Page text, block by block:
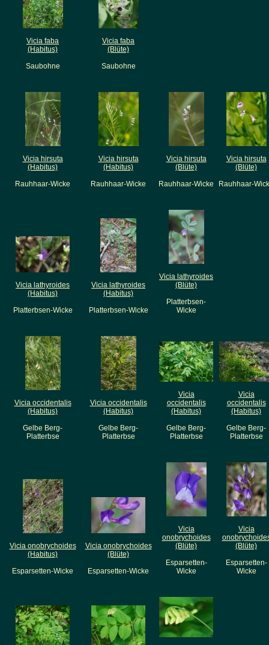
Vicia faba
(Habitus)
Saubohne
Vicia faba
(Blüte)
Saubohne
Vicia hirsuta
(Habitus)
Rauhhaar-Wicke
Vicia hirsuta
(Habitus)
Rauhhaar-Wicke
Vicia hirsuta
(Blüte)
Rauhhaar-Wicke
Vicia hirsuta
(Blüte)
Rauhhaar-
Vicia lathyroides
(Habitus)
Platterbsen-Wicke
Vicia lathyroides
(Habitus)
Platterbsen-Wicke
Vicia lathyroides
(Blüte)
Platterbsen-
Wicke
Vicia occidentalis
(Habitus)
Gelbe Berg-
Platterbse
Vicia occidentalis
(Habitus)
Gelbe Berg-
Platterbse
Vicia
occidentalis
(Habitus)
Gelbe Berg-
Platterbse
Vicia
occidentalis
(Habitus)
Gelbe Berg-
Platterbse
Vicia onobrychoides
(Habitus)
Esparsetten-Wicke
Vicia onobrychoides
(Blüte)
Esparsetten-Wicke
Vicia
onobrychoides
(Blüte)
Esparsetten-
Wicke
Vicia
(Blüte)
Esparsetten-
Wicke